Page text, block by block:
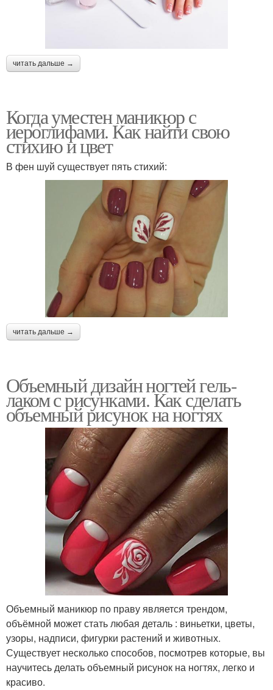
читать дальше →
Когда уместен маникюр с
иероглифами. Как найти свою
стихию и цвет
В фен шуй существует пять стихий:
читать дальше →
Объемный дизайн ногтей гель-
лаком с рисунками. Как сделать
объемный рисунок на ногтях
Объемный маникюр по праву является трендом,
объёмной может стать любая деталь : виньетки, цветы,
узоры, надписи, фигурки растений и животных.
Существует несколько способов, посмотрев которые, вы
научитесь делать объемный рисунок на ногтях, легко и
красиво.